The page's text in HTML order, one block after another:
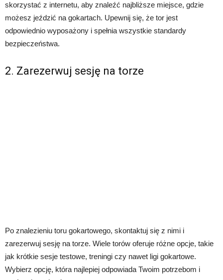
skorzystać z internetu, aby znaleźć najbliższe miejsce, gdzie
możesz jeździć na gokartach. Upewnij się, że tor jest
odpowiednio wyposażony i spełnia wszystkie standardy
bezpieczeństwa.
2. Zarezerwuj sesję na torze
Po znalezieniu toru gokartowego, skontaktuj się z nimi i
zarezerwuj sesję na torze. Wiele torów oferuje różne opcje, takie
jak krótkie sesje testowe, treningi czy nawet ligi gokartowe.
Wybierz opcję, która najlepiej odpowiada Twoim potrzebom i